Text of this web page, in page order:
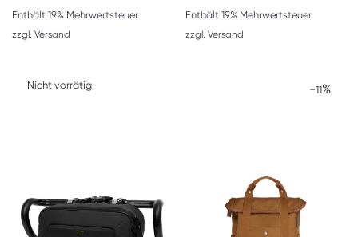
Enthält 19% Mehrwertsteuer
zzgl. Versand
Enthält 19% Mehrwertsteuer
zzgl. Versand
-11%